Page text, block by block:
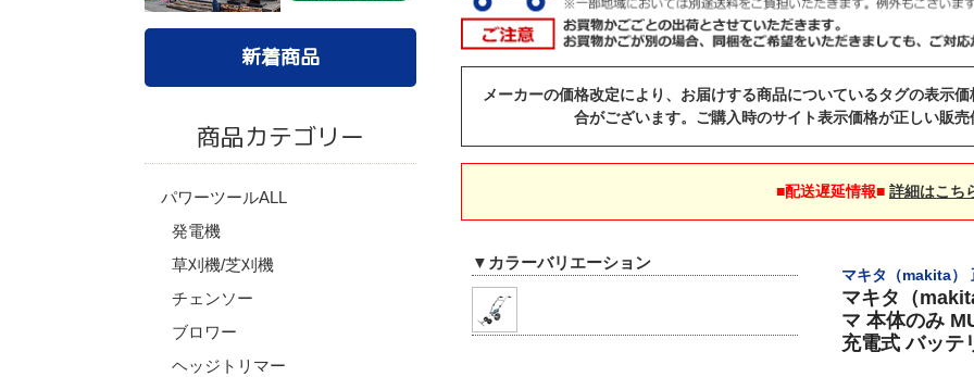
新着商品
商品カテゴリー
パワーツールALL
発電機
草刈機/芝刈機
チェンソー
ブロワー
ヘッジトリマー
メーカーの価格改定により、お届けする商品についているタグの表示
合がございます。ご購入時のサイト表示価格が正しい販
■配送遅延情報■ 詳細はこち
マキタ（makita）
マキタ（
マ 本体のみ
充電式 バッテ
▼カラーバリエーション